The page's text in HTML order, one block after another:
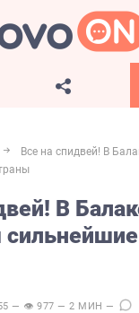
Все на спидвей! В
В
— 👁 977 — 2 МИН —